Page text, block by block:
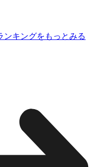
ンキングをもっとみる